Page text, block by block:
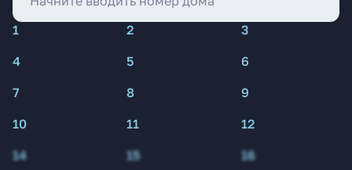
1 2
3
4
5
6
7
8
9
10
11
12
14
15 16